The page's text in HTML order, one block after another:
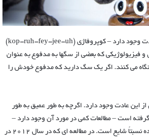
یک نام علمی برای این عادت وجود دارد – کوپروفاژی (kop-ruh-fey-jee-uh)
و فیزیولوژیکی که بعضی از سگها به مدفوع به عنوان
می کنند. اگر یک سگ دارید که مدفوع خودش را
این عادت وجود دارد. اگرچه به طور عمیق به طور
است – مطالعات کمی در مورد آن وجود دارد –
تغذیه از مدفوع یک پدیده نسبتاً شایع است. در مطالعه ای که در سال 2012 در